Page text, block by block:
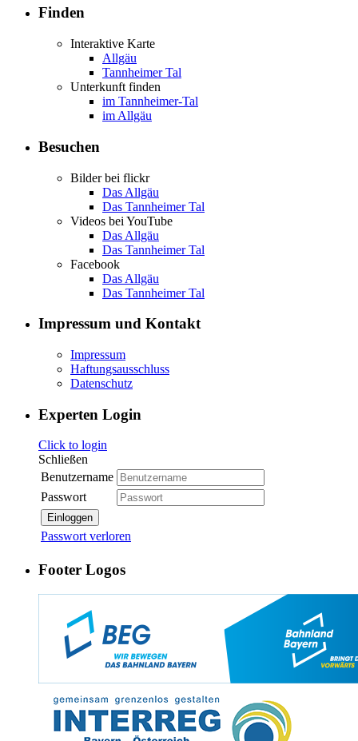
Finden
Interaktive Karte
Allgäu
Tannheimer Tal
Unterkunft finden
im Tannheimer-Tal
im Allgäu
Besuchen
Bilder bei flickr
Das Allgäu
Das Tannheimer Tal
Videos bei YouTube
Das Allgäu
Das Tannheimer Tal
Facebook
Das Allgäu
Das Tannheimer Tal
Impressum und Kontakt
Impressum
Haftungsausschluss
Datenschutz
Experten Login
Click to login
Schließen
Benutzername
Passwort
Einloggen
Passwort verloren
Footer Logos